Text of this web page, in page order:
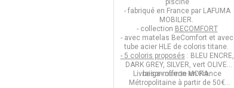
piscine
- fabriqué en Francepar LAFUMA
MOBILIER.
- collection BECOMFORT
- avec matelas BeComfort et avec
tube acier HLE de coloris titane.
- 5 coloris proposés : BLEU ENCRE,
DARK GREY, SILVER, vert OLIVE,
beige-marron MOKA.
Livraison offerte en France
Métropolitaine à partir de 50€